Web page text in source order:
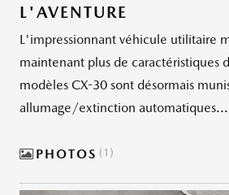
L'AVENTURE
L'impressionnant véhicule utilitaire
maintenant plus de caractéristiques
modèles CX-30 sont désormais
allumage/extinction automatiques...
PHOTOS 1